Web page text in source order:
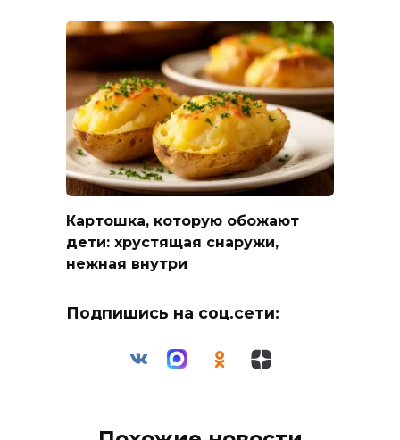
Картошка, которую обожают
дети: хрустящая снаружи,
нежная внутри
Подпишись на соц.сети: